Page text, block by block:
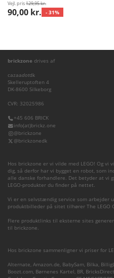
Vejl. pris129,95 kr.
90,00 kr. - 31%
brickzone drives af
cazaadotdk
Skelleruptoften 4
DK-8600 Silkeborg
CVR: 32025986
+45 606 BRICK
info(at)brickz.one
@brickzone
@brickzonedk
Hos brickzone er vi vilde med LEGO! Og vi
dig, så derfor har vi bygget en robot, som
alle danske forhandlere. Det betyder at vi
LEGO-produkter du finder på nettet.
Vi er en selvstændig service som arbejder
produktbilleder på sitet tilhører The LEGO
Flere produktlinks til eksterne sites
til brickzone.
Hos brickzone sammenligner vi priser for
Alternate, Amazon.de, BabySam, Bilka,
Boozt.com, Børnenes Kartel, BR, BricksDirect